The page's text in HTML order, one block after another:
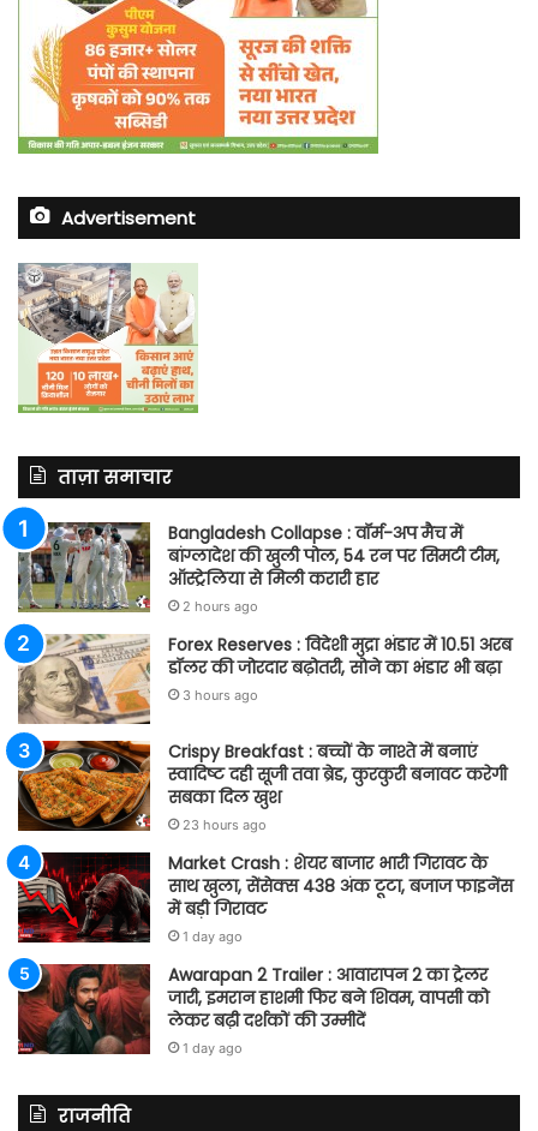
Advertisement
ताज़ा समाचार
Bangladesh Collapse : वॉर्म-अप मैच में
बांग्लादेश की खुली पोल, 54 रन पर सिमटी टीम,
ऑस्ट्रेलिया से मिली करारी हार
2 hours ago
Forex Reserves : विदेशी मुद्रा भंडार में 10.51 अरब
डॉलर की जोरदार बढ़ोतरी, सोने का भंडार भी बढ़ा
3 hours ago
Crispy Breakfast : बच्चों के नाश्ते में बनाएं
स्वादिष्ट दही सूजी तवा ब्रेड, कुरकुरी बनावट करेगी
सबका दिल खुश
23 hours ago
Market Crash : शेयर बाजार भारी गिरावट के
साथ खुला, सेंसेक्स 438 अंक टूटा, बजाज फाइनेंस
में बड़ी गिरावट
1 day ago
Awarapan 2 Trailer : आवारापन 2 का ट्रेलर
जारी, इमरान हाशमी फिर बने शिवम, वापसी को
लेकर बढ़ी दर्शकों की उम्मीदें
1 day ago
राजनीति